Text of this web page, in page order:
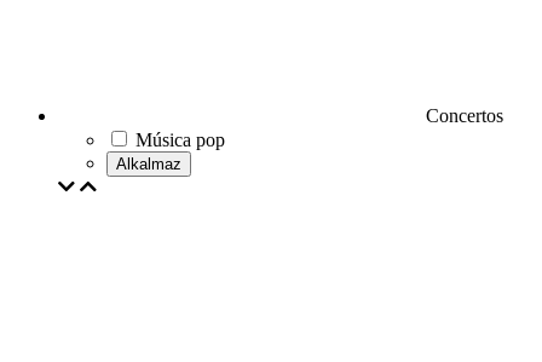
Concertos
Música pop
Alkalmaz